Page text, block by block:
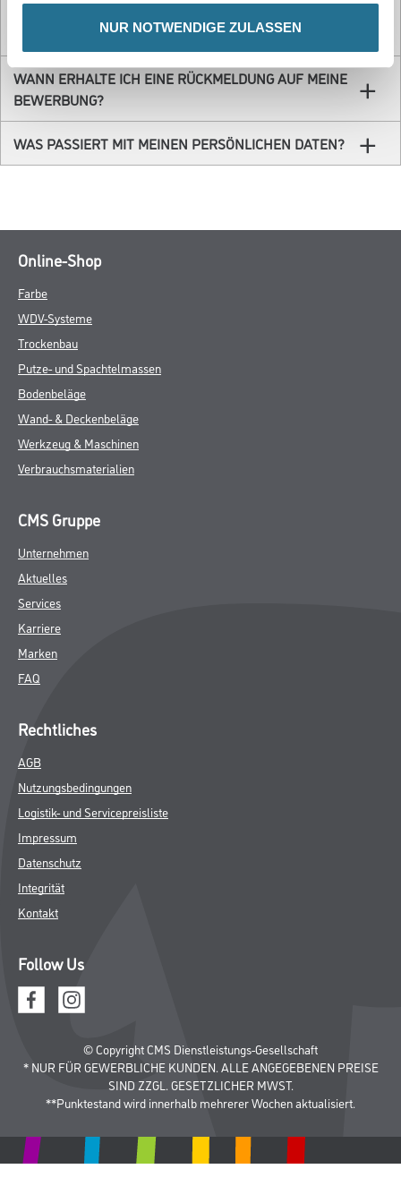
NUR NOTWENDIGE ZULASSEN
AUSBILDUNGSSTELLEN ANGEBOTEN?
WANN ERHALTE ICH EINE RÜCKMELDUNG AUF MEINE
BEWERBUNG?
WAS PASSIERT MIT MEINEN PERSÖNLICHEN DATEN?
Online-Shop
Farbe
WDV-Systeme
Trockenbau
Putze- und Spachtelmassen
Bodenbeläge
Wand- & Deckenbeläge
Werkzeug & Maschinen
Verbrauchsmaterialien
CMS Gruppe
Unternehmen
Aktuelles
Services
Karriere
Marken
FAQ
Rechtliches
AGB
Nutzungsbedingungen
Logistik- und Servicepreisliste
Impressum
Datenschutz
Integrität
Kontakt
Follow Us
© Copyright CMS Dienstleistungs-Gesellschaft
* NUR FÜR GEWERBLICHE KUNDEN. ALLE ANGEGEBENEN PREISE
SIND ZZGL. GESETZLICHER MWST.
**Punktestand wird innerhalb mehrerer Wochen aktualisiert.